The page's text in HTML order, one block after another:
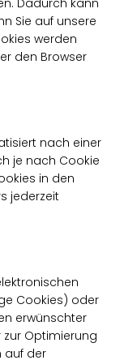
Dadurch kann
Sie auf unsere
werden
den Browser
nach einer
je nach Cookie
in den
jederzeit
Cookies) oder
erwünschter
Optimierung
auf der